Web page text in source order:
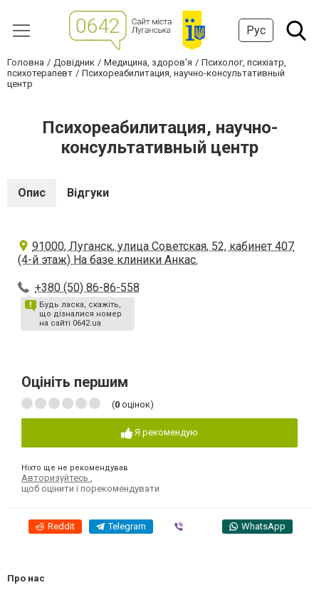
Рус
Головна Довідник Медицина, здоров'я
Психолог, психіатр,
психотерапевт
Психореабилитация, научно-консультативный
центр
Психореабилитация, научно-
консультативный центр
Опис Відгуки
91000, Луганск, улица Советская, 52, кабинет 407
(4-й этаж) На базе клиники Анкас.
+380 (50) 86-86-558
Будь ласка, скажіть,
що дізналися номер
на сайті 0642.ua
Оцініть першим
(0 оцінок)
Я рекомендую
Ніхто ще не рекомендував
Авторизуйтесь
щоб оцінити і порекомендувати
Reddit Telegram WhatsApp
Про нас